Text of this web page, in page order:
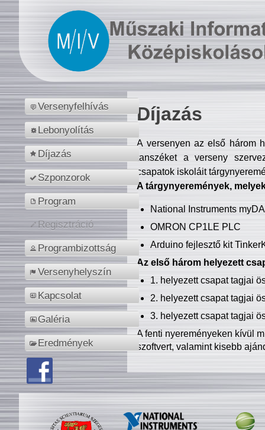
Versenyfelhívás
Lebonyolítás
Díjazás
Szponzorok
Program
Regisztráció
Programbizottság
Versenyhelyszín
Kapcsolat
Galéria
Eredmények
Díjazás
A versenyen az első három
tanszéket a verseny
csapatok iskoláit
A tárgynyeremények,
National Instruments
OMRON CP1LE PLC
Arduino fejlesztő kit
Az első három helyezett
1. helyezett csapat tagjai
2. helyezett csapat tagjai
3. helyezett csapat tagjai
A fenti nyereményeken kívül
szoftvert, valamint kisebb